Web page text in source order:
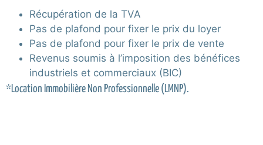
Récupération de la TVA
Pas de plafond pour fixer le prix du loyer
Pas de plafond pour fixer le prix de vente
Revenus soumis à l’imposition des bénéfices
industriels et commerciaux (BIC)
*Location Immobilière Non Professionnelle (LMNP).